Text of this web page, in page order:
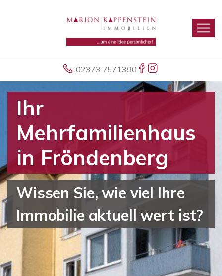
02373 7571390
Ihr
Mehrfamilienhaus
in Fröndenberg
Wissen Sie, wie viel Ihre
Immobilie aktuell wert ist?